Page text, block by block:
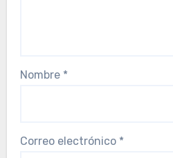
Nombre *
Correo electrónico *